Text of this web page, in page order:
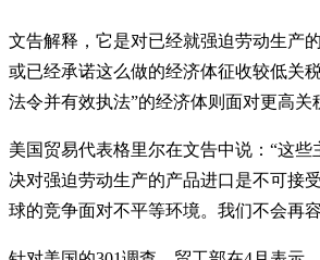
文告解释，它是对已经就强迫劳动生产
或已经承诺这么做的经济体征收较低关
法令并有效执法”的经济体则面对更高关
美国贸易代表格里尔在文告中说：“这些
决对强迫劳动生产的产品进口是不可接
球的竞争面对不平等环境。我们不会再